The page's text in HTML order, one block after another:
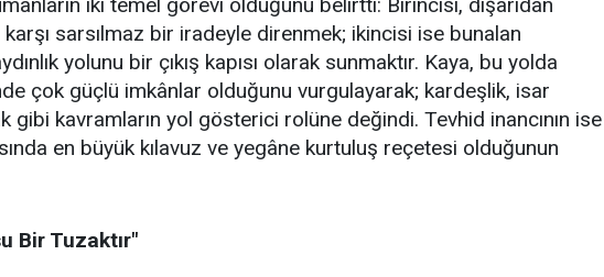
sarsılmaz bir iradeyle direnmek; ikincisi ise bunalan
yolunu bir çıkış kapısı olarak sunmaktır. Kaya, bu yolda
çok güçlü imkânlar olduğunu vurgulayarak; kardeşlik, isar
gibi kavramların yol gösterici rolüne değindi. Tevhid inancının ise
en büyük kılavuz ve yegâne kurtuluş reçetesi olduğunun
Bir Tuzaktır"